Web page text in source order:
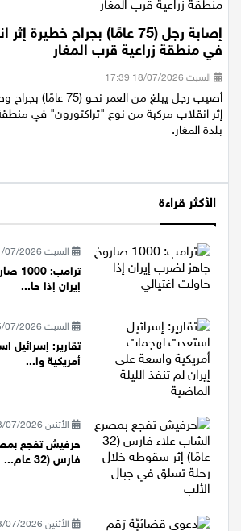
إصابة رجل (75 عامًا) بجراح
في منطقة زراعية قرب المغار
السبت 18/07/2026 17:39
أصيب رجل يبلغ من العمر
إثر انقلاب مركبة من نوع "تراكتورون" في
بلدة المغار.
الأكثر قراءة
السبت 11/07/2026 13:47
إيران إذا حا...
السبت 25/07/2026 20:07
تقارير:
أمريكية وا...
الأثنين 13/07/2026 22:40
حرفيش تفجع
فارس (32 عام...
الأثنين 13/07/2026 22:51